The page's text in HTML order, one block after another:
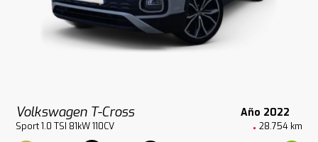
Volkswagen T-Cross Año 2022
Sport 1.0 TSI 81kW 110CV 28.754 km